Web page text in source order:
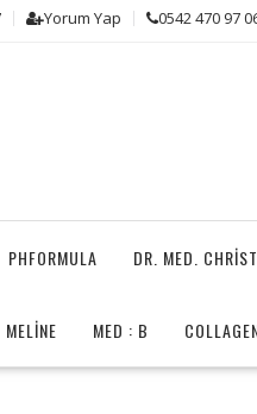
Yorum Yap 0542 470 97
PHFORMULA DR. MED.
MELINE MED : B